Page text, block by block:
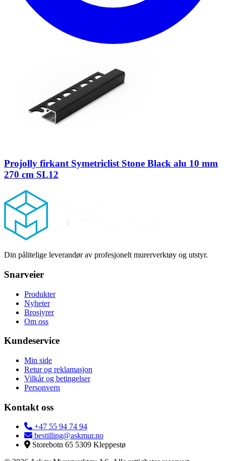
Projolly firkant Symetriclist Stone Black alu 10 mm
270 cm SL12
Footer
Din pålitelige leverandør av profesjonelt murerverktøy og utstyr.
Snarveier
Produkter
Nyheter
Brosjyrer
Om oss
Kundeservice
Min side
Retur og reklamasjon
Vilkår og betingelser
Personvern
Kontakt oss
+47 55 94 74 94
bestilling@askmur.no
Storebotn 65 5309 Kleppestø